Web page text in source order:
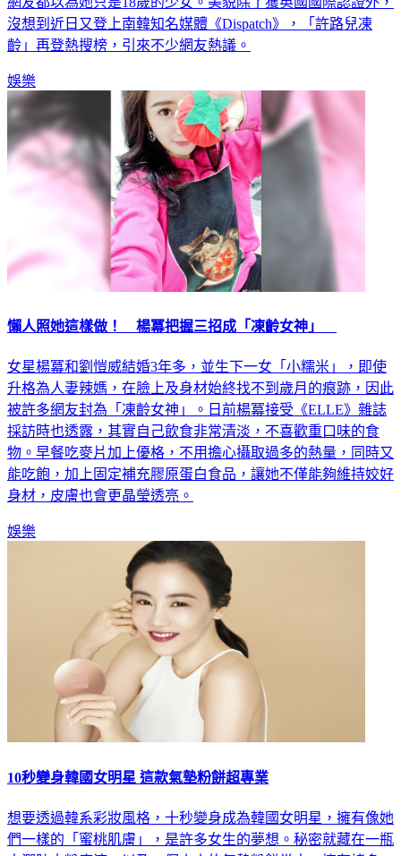
沒想到近日又登上南韓知名媒體《Dispatch》，「許路兒凍
齡」再登熱搜榜，引來不少網友熱議。
娛樂
懶人照她這樣做！ 楊冪把握三招成「凍齡女神」
女星楊冪和劉愷威結婚3年多，並生下一女「小糯米」，即使
升格為人妻辣媽，在臉上及身材始終找不到歲月的痕跡，因此
被許多網友封為「凍齡女神」。日前楊冪接受《ELLE》雜誌
採訪時也透露，其實自己飲食非常清淡，不喜歡重口味的食
物。早餐吃麥片加上優格，不用擔心攝取過多的熱量，同時又
能吃飽，加上固定補充膠原蛋白食品，讓她不僅能夠維持姣好
身材，皮膚也會更晶瑩透亮。
娛樂
10秒變身韓國女明星 這款氣墊粉餅超專業
想要透過韓系彩妝風格，十秒變身成為韓國女明星，擁有像她
們一樣的「蜜桃肌膚」，是許多女生的夢想。秘密就藏在一瓶